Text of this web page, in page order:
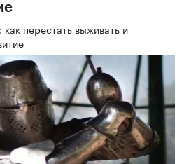
перестать выживать и